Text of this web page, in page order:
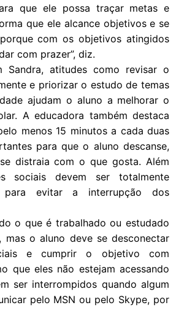
que ele possa traçar metas e
que ele alcance objetivos e se
com os objetivos atingidos
com prazer”, diz.
Sandra, atitudes como revisar o
e priorizar o estudo de temas
ajudam o aluno a melhorar o
A educadora também destaca
menos 15 minutos a cada duas
para que o aluno descanse,
distraia com o que gosta. Além
sociais devem ser totalmente
para evitar a interrupção dos
o que é trabalhado ou estudado
mas o aluno deve se desconectar
e cumprir o objetivo com
que eles não estejam acessando
ser interrompidos quando algum
pelo MSN ou pelo Skype, por